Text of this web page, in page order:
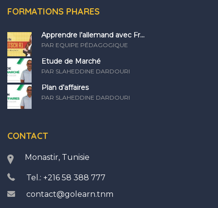
FORMATIONS PHARES
Apprendre l’allemand avec Fr...
PAR EQUIPE PÉDAGOGIQUE
Etude de Marché
PAR SLAHEDDINE DARDOURI
Plan d’affaires
PAR SLAHEDDINE DARDOURI
CONTACT
Monastir, Tunisie
Tel.: +216 58 388 777
contact@golearn.tnm